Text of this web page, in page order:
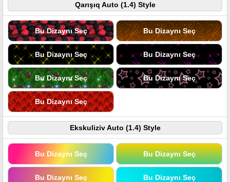
Qarışıq Auto (1.4) Style
Bu Dizaynı Seç Bu Dizaynı Seç
Bu Dizaynı Seç Bu Dizaynı Seç
Bu Dizaynı Seç Bu Dizaynı Seç
Bu Dizaynı Seç
Ekskuliziv Auto (1.4) Style
Bu Dizaynı Seç Bu Dizaynı Seç
Bu Dizaynı Seç Bu Dizaynı Seç